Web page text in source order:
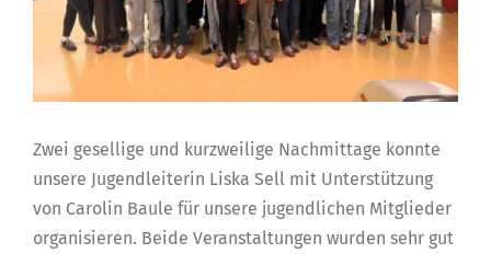
Zwei gesellige und kurzweilige Nachmittage konnte
unsere Jugendleiterin Liska Sell mit Unterstützung
von Carolin Baule für unsere jugendlichen Mitglieder
organisieren. Beide Veranstaltungen wurden sehr gut